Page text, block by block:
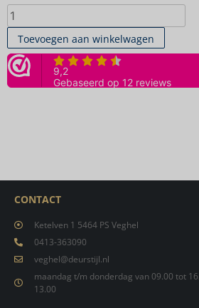
Toevoegen aan winkelwagen
CONTACT
Ketelven 1 5464 PS Veghel
0413-363090
veghel@deurstijl.nl
maandag t/m donderdag van 09.00 tot
13.00